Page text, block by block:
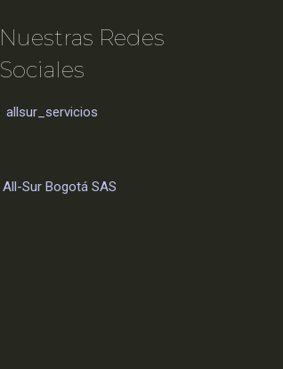
Nuestras Redes
Sociales
allsur_servicios
All-Sur Bogotá SAS